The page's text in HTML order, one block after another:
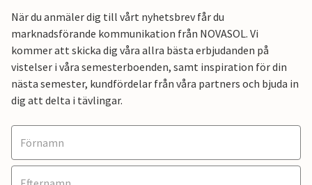
När du anmäler dig till vårt nyhetsbrev får du
marknadsförande kommunikation från NOVASOL. Vi
kommer att skicka dig våra allra bästa erbjudanden på
vistelser i våra semesterboenden, samt inspiration för din
nästa semester, kundfördelar från våra partners och bjuda in
dig att delta i tävlingar.